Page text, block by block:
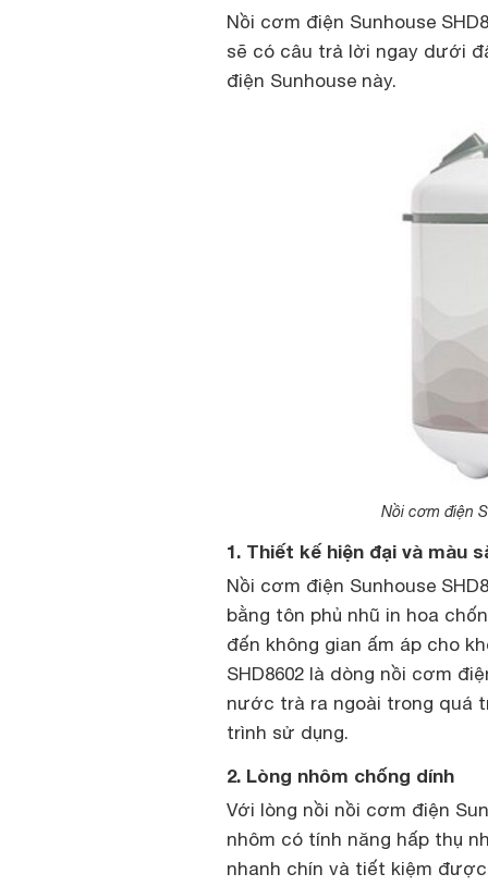
Nồi cơm điện Sunhouse
sẽ có câu trả lời ngay dưới
điện Sunhouse này.
Nồi cơm điện
1. Thiết kế hiện đại và màu
Nồi cơm điện Sunhouse
bằng tôn phủ nhũ in hoa
đến không gian ấm áp cho
SHD8602 là dòng nồi cơm
nước trà ra ngoài trong quá
trình sử dụng.
2. Lòng nhôm chống dính
Với lòng nồi nồi cơm điện
nhôm có tính năng hấp thụ
nhanh chín và tiết kiệm